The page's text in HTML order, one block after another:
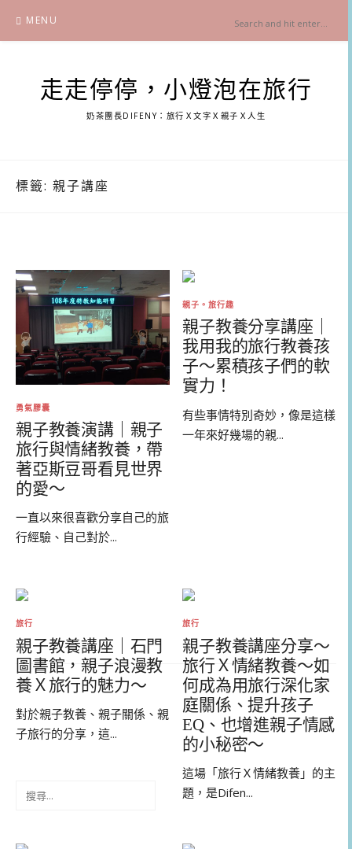
content
MENU
走走停停，小燈泡在旅行
奶茶團長DIFENY：旅行Ｘ文字Ｘ親子Ｘ人生
標籤: 親子講座
勇氣膠囊
親子教養演講｜親子
旅行與情緒教養，帶
著亞斯豆哥看見世界
的愛～
一直以來很喜歡分享自己的旅
行經驗、自己對於...
親子。旅行趣
親子教養分享講座｜
我用我的旅行教養孩
子～累積孩子們的軟
實力！
有些事情特別奇妙，像是這樣
一年來好幾場的親...
旅行
親子教養講座｜石門
圖書館，親子浪漫教
養Ｘ旅行的魅力～
對於親子教養、親子關係、親
子旅行的分享，這...
旅行
親子教養講座分享～
旅行Ｘ情緒教養～如
何成為用旅行深化家
庭關係、提升孩子
EQ、也增進親子情感
的小秘密～
這場「旅行Ｘ情緒教養」的主
題，是Difen...
鍵